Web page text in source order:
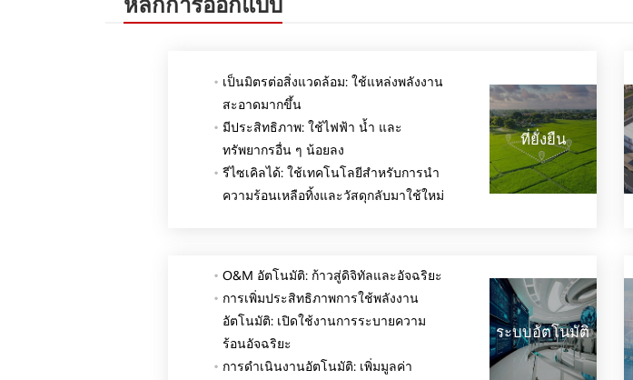
หลักการออกแบบ
เป็นมิตรต่อสิ่งแวดล้อม: ใช้แหล่งพลังงาน
สะอาดมากขึ้น
มีประสิทธิภาพ: ใช้ไฟฟ้า น้ำ และ
ทรัพยากรอื่น ๆ น้อยลง
รีไซเคิลได้: ใช้เทคโนโลยีสำหรับการนำ
ความร้อนเหลือทิ้งและวัสดุกลับมาใช้ใหม่
ที่ยั่งยืน
O&M อัตโนมัติ: ก้าวสู่ดิจิทัลและอัจฉริยะ
การเพิ่มประสิทธิภาพการใช้พลังงาน
อัตโนมัติ: เปิดใช้งานการระบายความ
ร้อนอัจฉริยะ
การดำเนินงานอัตโนมัติ: เพิ่มมูลค่า
ระบบอัตโนมัติ